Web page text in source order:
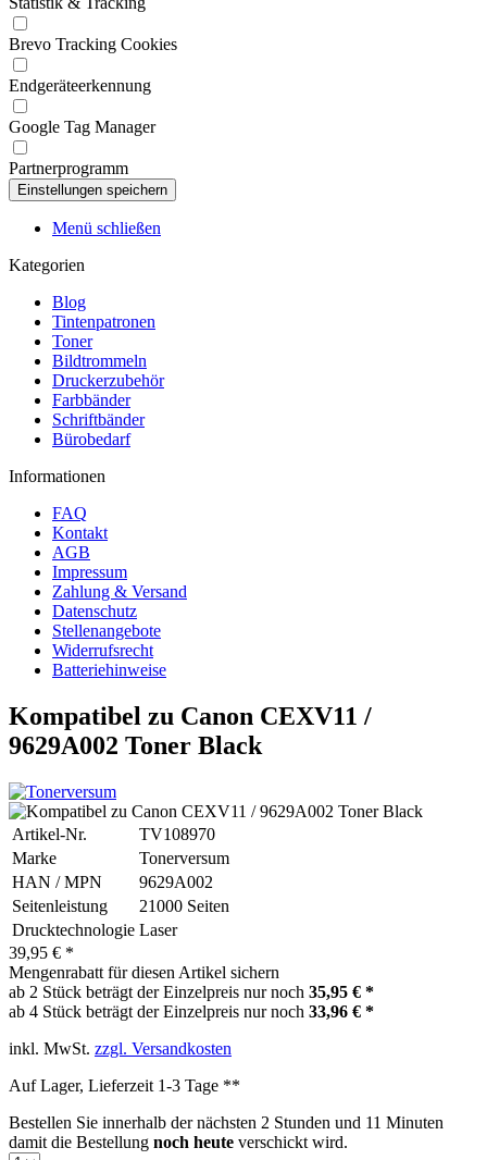
Brevo Tracking Cookies
Endgeräteerkennung
Google Tag Manager
Partnerprogramm
Menü schließen
Kategorien
Blog
Tintenpatronen
Toner
Bildtrommeln
Druckerzubehör
Farbbänder
Schriftbänder
Bürobedarf
Informationen
FAQ
Kontakt
AGB
Impressum
Zahlung & Versand
Datenschutz
Stellenangebote
Widerrufsrecht
Batteriehinweise
Kompatibel zu Canon CEXV11 /
9629A002 Toner Black
Artikel-Nr.
TV108970
Marke
Tonerversum
HAN / MPN
9629A002
Seitenleistung
21000 Seiten
Drucktechnologie Laser
39,95 € *
Mengenrabatt für diesen Artikel sichern
ab 2 Stück beträgt der Einzelpreis nur noch 35,95 € *
ab 4 Stück beträgt der Einzelpreis nur noch 33,96 € *
inkl. MwSt. zzgl. Versandkosten
Auf Lager, Lieferzeit 1-3 Tage **
Bestellen Sie innerhalb der nächsten 2 Stunden und 11 Minuten
damit die Bestellung noch heute verschickt wird.